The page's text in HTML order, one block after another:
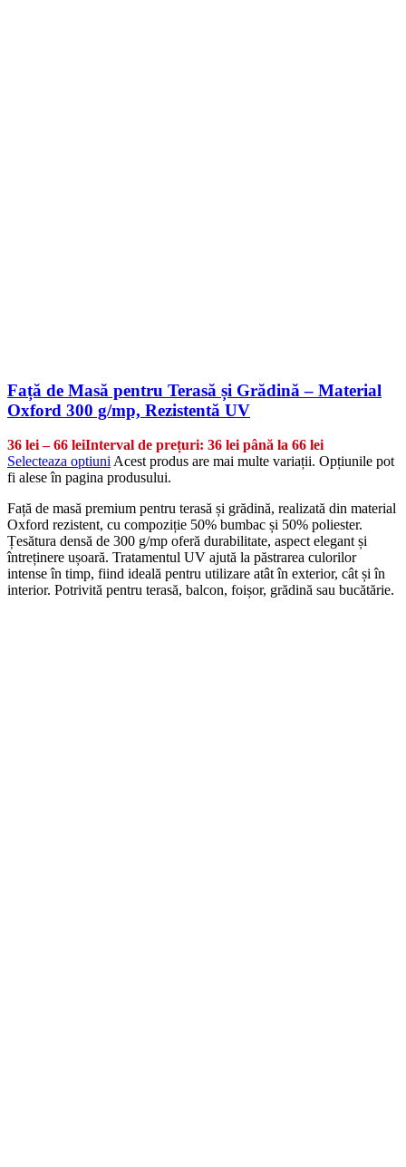
Față de Masă pentru Terasă și Grădină – Material
Oxford 300 g/mp, Rezistentă UV
36 lei – 66 leiInterval de prețuri: 36 lei până la 66 lei
Selecteaza optiuniAcest produs are mai multe variații. Opțiunile pot
fi alese în pagina produsului.
Față de masă premium pentru terasă și grădină, realizată din material
Oxford rezistent, cu compoziție 50% bumbac și 50% poliester.
Țesătura densă de 300 g/mp oferă durabilitate, aspect elegant și
întreținere ușoară. Tratamentul UV ajută la păstrarea culorilor
intense în timp, fiind ideală pentru utilizare atât în exterior, cât și în
interior. Potrivită pentru terasă, balcon, foișor, grădină sau bucătărie.